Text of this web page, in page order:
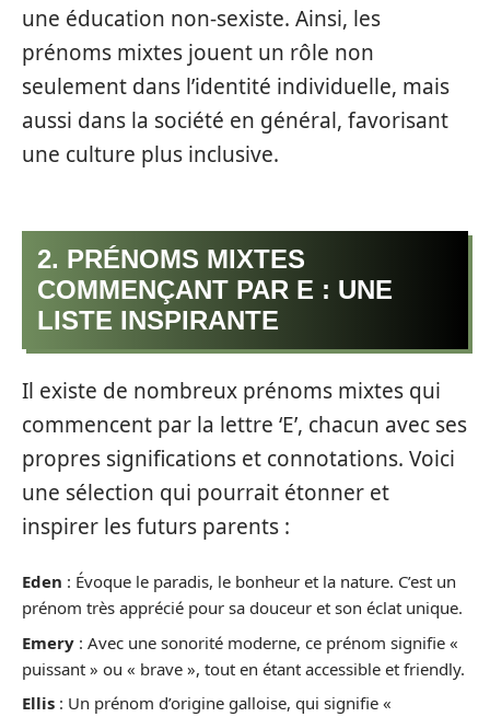
une éducation non-sexiste. Ainsi, les
prénoms mixtes jouent un rôle non
seulement dans l’identité individuelle, mais
aussi dans la société en général, favorisant
une culture plus inclusive.
2. PRÉNOMS MIXTES
COMMENÇANT PAR E : UNE
LISTE INSPIRANTE
Il existe de nombreux prénoms mixtes qui
commencent par la lettre ‘E’, chacun avec ses
propres significations et connotations. Voici
une sélection qui pourrait étonner et
inspirer les futurs parents :
Eden : Évoque le paradis, le bonheur et la nature. C’est un
prénom très apprécié pour sa douceur et son éclat unique.
Emery : Avec une sonorité moderne, ce prénom signifie «
puissant » ou « brave », tout en étant accessible et friendly.
Ellis : Un prénom d’origine galloise, qui signifie «